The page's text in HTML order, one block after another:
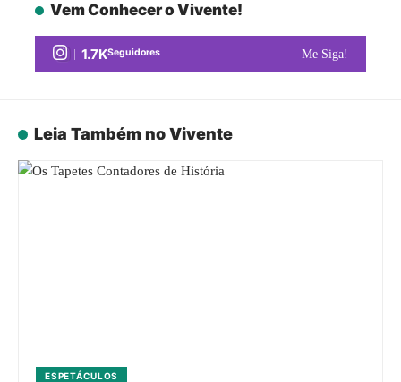
Vem Conhecer o Vivente!
1.7KSeguidores Me Siga!
Leia Também no Vivente
ESPETÁCULOS